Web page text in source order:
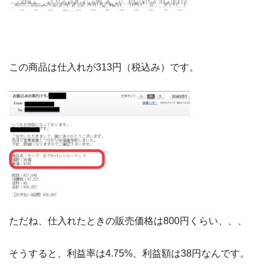
この商品は仕入れが313円（税込み）です。
ただね、仕入れたときの販売価格は800円くらい、、、
そうすると、利益率は4.75%、利益額は38円なんです。